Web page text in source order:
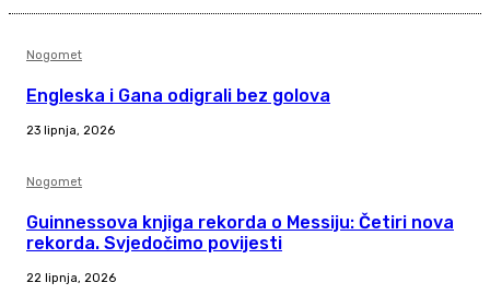
Nogomet
Engleska i Gana odigrali bez golova
23 lipnja, 2026
Nogomet
Guinnessova knjiga rekorda o Messiju: Četiri nova
rekorda. Svjedočimo povijesti
22 lipnja, 2026